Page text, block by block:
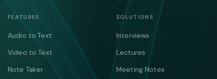
FEATURES
Audio to Text
Video to Text
Note Taker
SOLUTIONS
Interviews
Lectures
Meeting Notes